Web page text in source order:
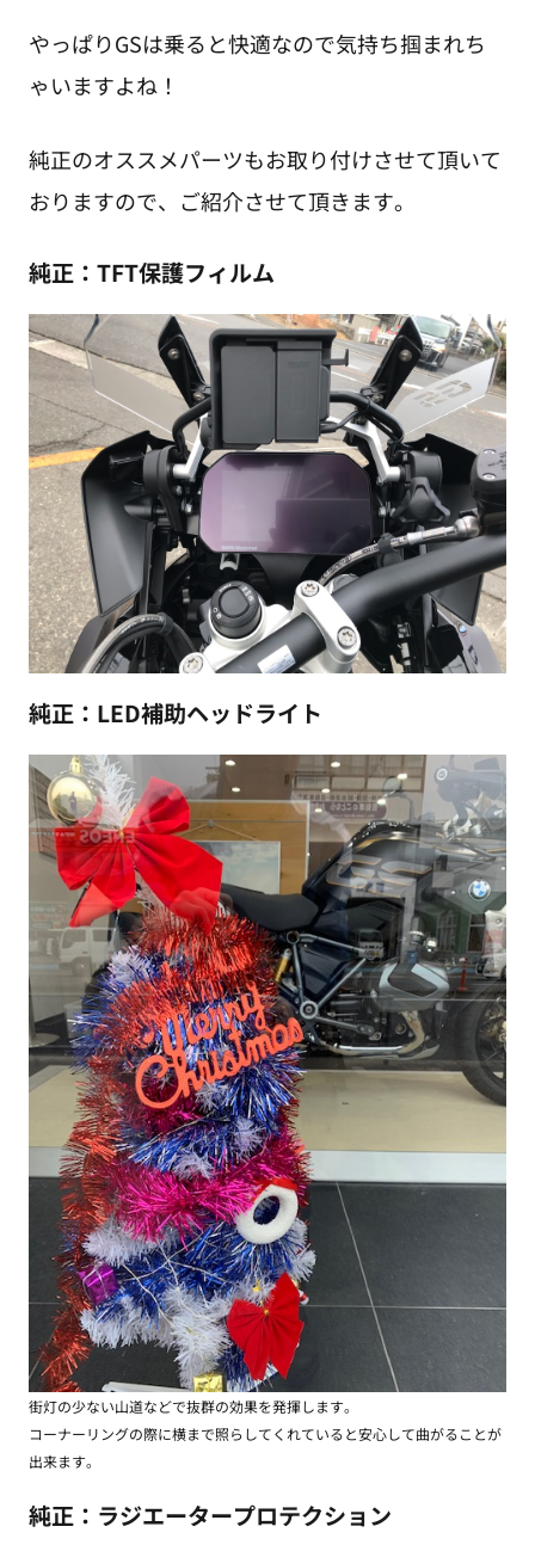
やっぱりGSは乗ると快適なので気持ち掴まれち
ゃいますよね！
純正のオススメパーツもお取り付けさせて頂いて
おりますので、ご紹介させて頂きます。
純正：TFT保護フィルム
純正：LED補助ヘッドライト
街灯の少ない山道などで抜群の効果を発揮します。
コーナーリングの際に横まで照らしてくれていると安心して曲がることが
出来ます。
純正：ラジエータープロテクション